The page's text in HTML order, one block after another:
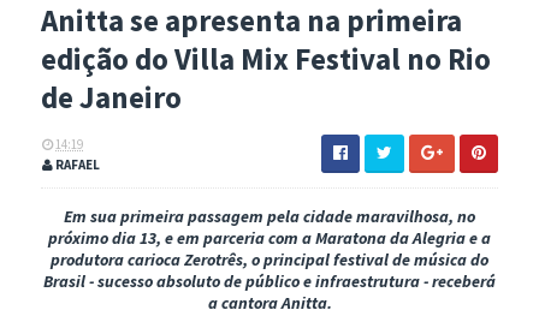
Anitta se apresenta na primeira
edição do Villa Mix Festival no Rio
de Janeiro
14:19
RAFAEL
Em sua primeira passagem pela cidade maravilhosa, no
próximo dia 13, e em parceria com a Maratona da Alegria e a
produtora carioca Zerotrês, o principal festival de música do
Brasil - sucesso absoluto de público e infraestrutura - receberá
a cantora Anitta.